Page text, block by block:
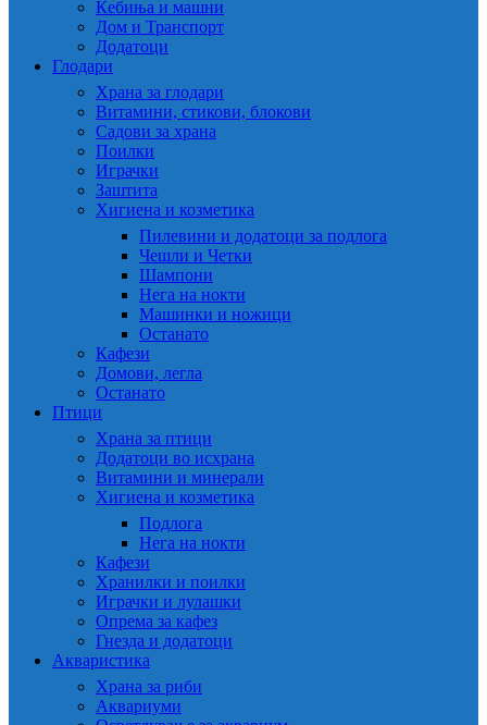
Ќебиња и машни
Дом и Транспорт
Додатоци
Глодари
Храна за глодари
Витамини, стикови, блокови
Садови за храна
Поилки
Играчки
Заштита
Хигиена и козметика
Пилевини и додатоци за подлога
Чешли и Четки
Шампони
Нега на нокти
Машинки и ножици
Останато
Кафези
Домови, легла
Останато
Птици
Храна за птици
Додатоци во исхрана
Витамини и минерали
Хигиена и козметика
Подлога
Нега на нокти
Кафези
Хранилки и поилки
Играчки и лулашки
Опрема за кафез
Гнезда и додатоци
Акваристика
Храна за риби
Аквариуми